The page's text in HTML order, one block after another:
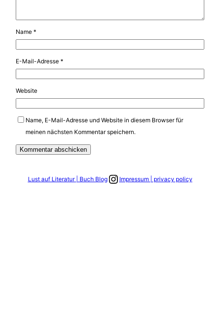
Name *
E-Mail-Adresse *
Website
Name, E-Mail-Adresse und Website in diesem Browser für
meinen nächsten Kommentar speichern.
Lust auf Literatur | Buch BlogLink zum Instagram Account
Impressum | privacy policy